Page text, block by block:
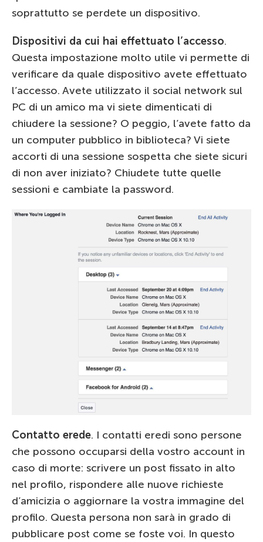
soprattutto se perdete un dispositivo.
Dispositivi da cui hai effettuato l’accesso.
Questa impostazione molto utile vi permette di
verificare da quale dispositivo avete effettuato
l’accesso. Avete utilizzato il social network sul
PC di un amico ma vi siete dimenticati di
chiudere la sessione? O peggio, l’avete fatto da
un computer pubblico in biblioteca? Vi siete
accorti di una sessione sospetta che siete sicuri
di non aver iniziato? Chiudete tutte quelle
sessioni e cambiate la password.
Contatto erede. I contatti eredi sono persone
che possono occuparsi della vostro account in
caso di morte: scrivere un post fissato in alto
nel profilo, rispondere alle nuove richieste
d’amicizia o aggiornare la vostra immagine del
profilo. Questa persona non sarà in grado di
pubblicare post come se foste voi. In questo